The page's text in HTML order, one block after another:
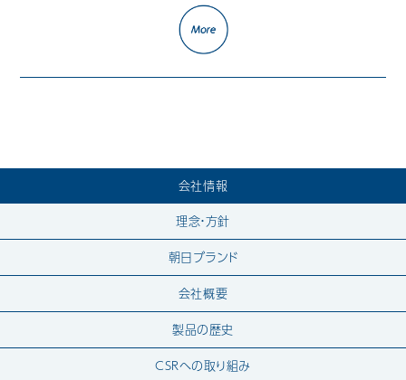
会社情報
理念・方針
朝日ブランド
会社概要
製品の歴史
CSRへの取り組み